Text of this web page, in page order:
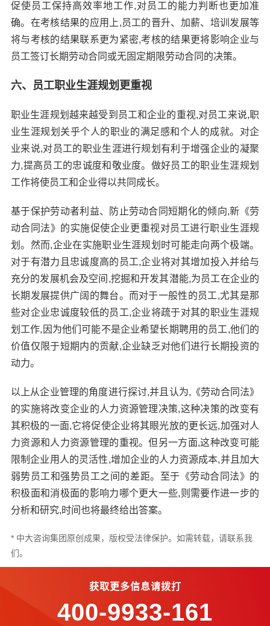
促使员工保持高效率地工作,对员工的能力判断也更加准
确。在考核结果的应用上,员工的晋升、加薪、培训发展等
将与考核的结果联系更为紧密,考核的结果更将影响企业与
员工签订长期劳动合同或无固定期限劳动合同的决策。
六、员工职业生涯规划更重视
职业生涯规划越来越受到员工和企业的重视,对员工来说,职
业生涯规划关乎个人的职业的满足感和个人的成就。对企
业来说,对员工的职业生涯进行规划有利于增强企业的凝聚
力,提高员工的忠诚度和敬业度。做好员工的职业生涯规划
工作将使员工和企业得以共同成长。
基于保护劳动者利益、防止劳动合同短期化的倾向,新《劳
动合同法》的实施促使企业更重视对员工进行职业生涯规
划。然而,企业在实施职业生涯规划时可能走向两个极端。
对于有潜力且忠诚度高的员工,企业将对其增加投入并给与
充分的发展机会及空间,挖掘和开发其潜能,为员工在企业的
长期发展提供广阔的舞台。而对于一般性的员工,尤其是那
些对企业忠诚度较低的员工,企业将疏于对其的职业生涯规
划工作,因为他们可能不是企业希望长期聘用的员工,他们的
价值仅限于短期内的贡献,企业缺乏对他们进行长期投资的
动力。
以上从企业管理的角度进行探讨,并且认为,《劳动合同法》
的实施将改变企业的人力资源管理决策,这种决策的改变有
其积极的一面,它将促使企业将其眼光放的更长远,加强对人
力资源和人力资源管理的重视。但另一方面,这种改变可能
限制企业用人的灵活性,增加企业的人力资源成本,并且加大
弱势员工和强势员工之间的差距。至于《劳动合同法》的
积极面和消极面的影响力哪个更大一些,则需要作进一步的
分析和研究,时间也将最终给出答案。
* 中大咨询集团原创成果，版权受法律保护。如需转载，请联系我
们。
获取更多信息请拨打
400-9933-161